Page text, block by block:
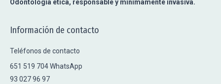
Odontología ética, responsable y mínimamente invasiva.
Información de contacto
Teléfonos de contacto
651 519 704 WhatsApp
93 027 96 97